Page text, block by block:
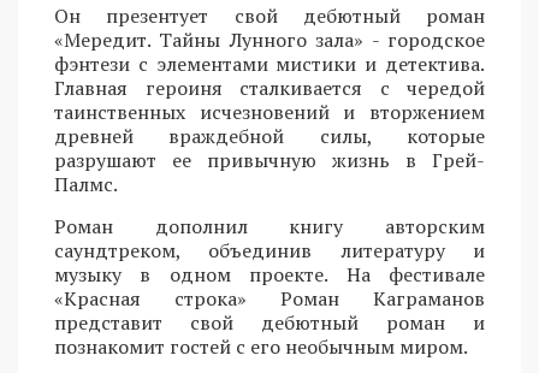
Он презентует свой дебютный роман
«Мередит. Тайны Лунного зала» - городское
фэнтези с элементами мистики и детектива.
Главная героиня сталкивается с чередой
таинственных исчезновений и вторжением
древней враждебной силы, которые
разрушают ее привычную жизнь в Грей-
Палмс.
Роман дополнил книгу авторским
саундтреком, объединив литературу и
музыку в одном проекте. На фестивале
«Красная строка» Роман Каграманов
представит свой дебютный роман и
познакомит гостей с его необычным миром.